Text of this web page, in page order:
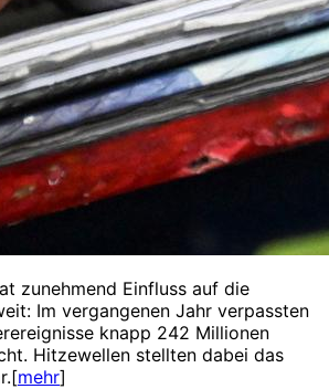
zunehmend Einfluss auf die
Im vergangenen Jahr verpassten
knapp 242 Millionen
Hitzewellen stellten dabei das
mehr]